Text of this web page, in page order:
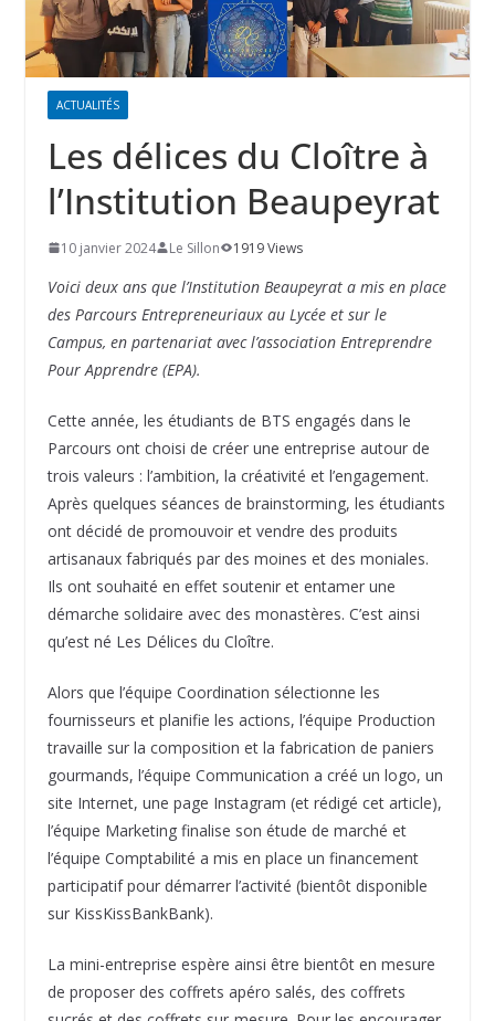
ACTUALITÉS
Les délices du Cloître à
l’Institution Beaupeyrat
10 janvier 2024 Le Sillon 1919 Views
Voici deux ans que l’Institution Beaupeyrat a mis en place
des Parcours Entrepreneuriaux au Lycée et sur le
Campus, en partenariat avec l’association Entreprendre
Pour Apprendre (EPA).
Cette année, les étudiants de BTS engagés dans le
Parcours ont choisi de créer une entreprise autour de
trois valeurs : l’ambition, la créativité et l’engagement.
Après quelques séances de brainstorming, les étudiants
ont décidé de promouvoir et vendre des produits
artisanaux fabriqués par des moines et des moniales.
Ils ont souhaité en effet soutenir et entamer une
démarche solidaire avec des monastères. C’est ainsi
qu’est né Les Délices du Cloître.
Alors que l’équipe Coordination sélectionne les
fournisseurs et planifie les actions, l’équipe Production
travaille sur la composition et la fabrication de paniers
gourmands, l’équipe Communication a créé un logo, un
site Internet, une page Instagram (et rédigé cet article),
l’équipe Marketing finalise son étude de marché et
l’équipe Comptabilité a mis en place un financement
participatif pour démarrer l’activité (bientôt disponible
sur KissKissBankBank).
La mini-entreprise espère ainsi être bientôt en mesure
de proposer des coffrets apéro salés, des coffrets